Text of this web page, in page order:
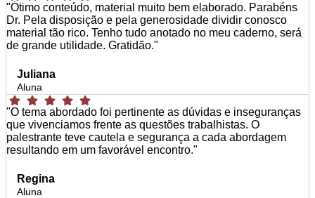
"Ótimo conteúdo, material muito bem elaborado. Parabéns
Dr. Pela disposição e pela generosidade dividir conosco
material tão rico. Tenho tudo anotado no meu caderno, será
de grande utilidade. Gratidão."
Juliana
Aluna
"O tema abordado foi pertinente as dúvidas e inseguranças
que vivenciamos frente as questões trabalhistas. O
palestrante teve cautela e segurança a cada abordagem
resultando em um favorável encontro."
Regina
Aluna